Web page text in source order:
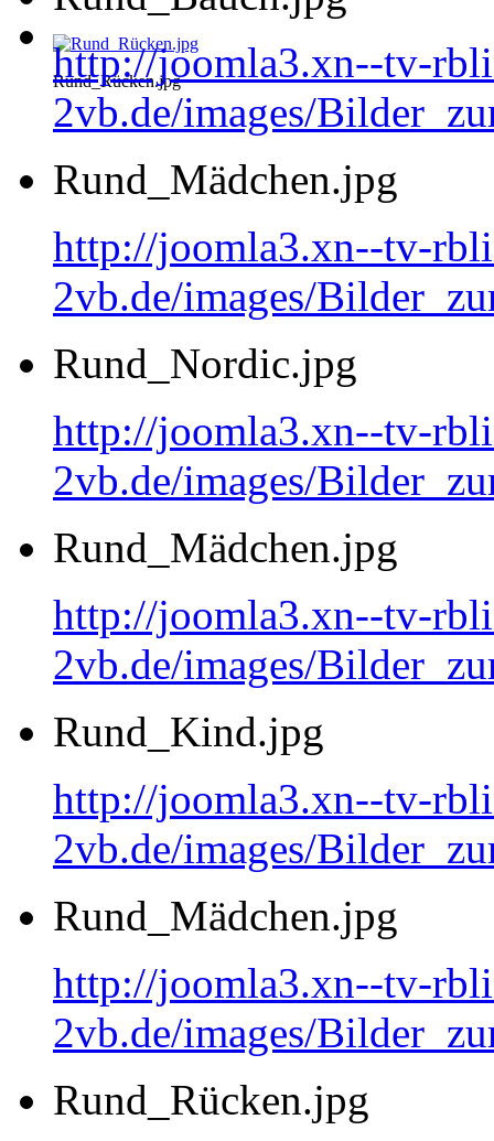
Rund_Rücken.jpg
http://joomla3.xn--tv-
2vb.de/images/
Rund_Mädchen.jpg
http://joomla3.xn--tv-
2vb.de/images/
Rund_Nordic.jpg
http://joomla3.xn--tv-
2vb.de/images/
Rund_Mädchen.jpg
http://joomla3.xn--tv-
2vb.de/images/
Rund_Kind.jpg
http://joomla3.xn--tv-
2vb.de/images/
Rund_Mädchen.jpg
http://joomla3.xn--tv-
2vb.de/images/
Rund_Rücken.jpg